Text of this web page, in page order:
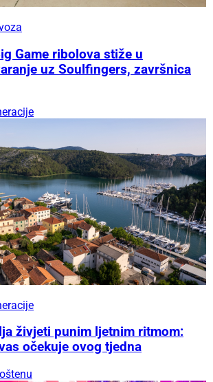
Game ribolova stiže u
uz Soulfingers, završnica
živjeti punim ljetnim ritmom:
očekuje ovog tjedna